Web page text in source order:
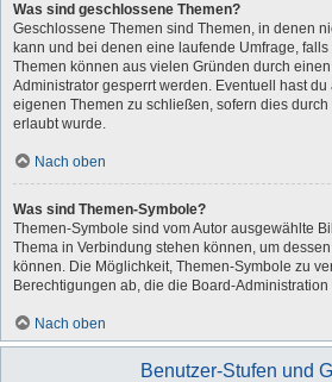
Was sind geschlossene Themen?
Geschlossene Themen sind Themen, in denen
kann und bei denen eine laufende Umfrage,
Themen können aus vielen Gründen durch
Administrator gesperrt werden. Eventuell hast
eigenen Themen zu schließen, sofern dies
erlaubt wurde.
Nach oben
Was sind Themen-Symbole?
Themen-Symbole sind vom Autor ausgewählte
Thema in Verbindung stehen können, um
können. Die Möglichkeit, Themen-Symbole zu
Berechtigungen ab, die die Board-Administration
Nach oben
Benutzer-Stufen und